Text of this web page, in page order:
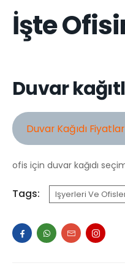
İşte
Duvar
Duvar Kağıdı
ofis için duvar kağıdı
Tags: Işyerleri Ve